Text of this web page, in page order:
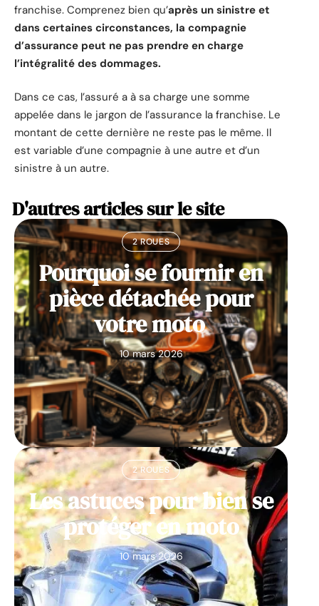
franchise. Comprenez bien qu’après un sinistre et
dans certaines circonstances, la compagnie
d’assurance peut ne pas prendre en charge
l’intégralité des dommages.
Dans ce cas, l’assuré a à sa charge une somme
appelée dans le jargon de l’assurance la franchise. Le
montant de cette dernière ne reste pas le même. Il
est variable d’une compagnie à une autre et d’un
sinistre à un autre.
D'autres articles sur le site
2 ROUES
Pourquoi se fournir en
pièce détachée pour
votre moto
10 mars 2026
2 ROUES
Les astuces pour bien se
protéger en moto
10 mars 2026